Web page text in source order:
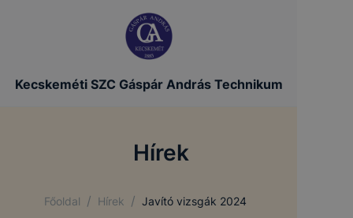
Kecskeméti SZC Gáspár András Technikum
Hírek
Főoldal / Hírek / Javító vizsgák 2024